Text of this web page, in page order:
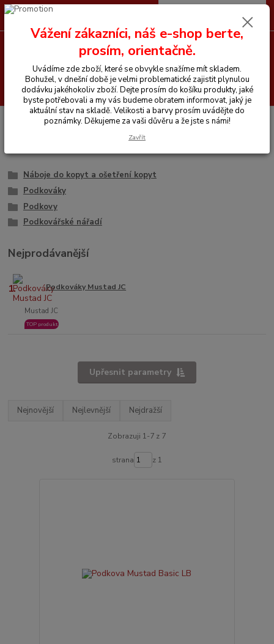
Hledat
+420 605 255 500 0 Kč
Podkovářské zboží
Podkovářské zboží
Náboje do kopyt a ošetření kopyt
Podkováky
Podkovy
Podkovářské nářadí
Nejprodávanější
1. Podkováky Mustad JC
Mustad JC
TOP produkt
Upřesnit parametry
Nejnovější Nejlevnější Nejdražší
Zobrazuji 1-7 z 7
strana z 1
Vážení zákazníci, náš e-shop berte,
prosím, orientačně.
Uvádíme zde zboží, které se obvykle snažíme mít skladem.
Bohužel, v dnešní době je velmi problematické zajistit plynulou
dodávku jakéhokoliv zboží. Dejte prosím do košíku produkty, jaké
byste potřebovali a my vás budeme obratem informovat, jaký je
aktuální stav na skladě. Velikosti a barvy prosím uvádějte do
poznámky. Děkujeme za vaši důvěru a že jste s námi!
Zavřít